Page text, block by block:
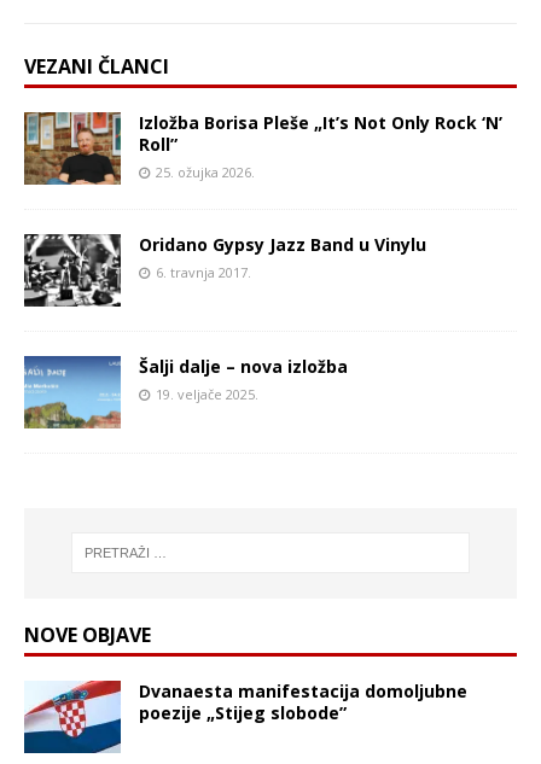
VEZANI ČLANCI
Izložba Borisa Pleše „It’s Not Only Rock ‘N’
Roll”
25. ožujka 2026.
Oridano Gypsy Jazz Band u Vinylu
6. travnja 2017.
Šalji dalje – nova izložba
19. veljače 2025.
NOVE OBJAVE
Dvanaesta manifestacija domoljubne
poezije „Stijeg slobode”